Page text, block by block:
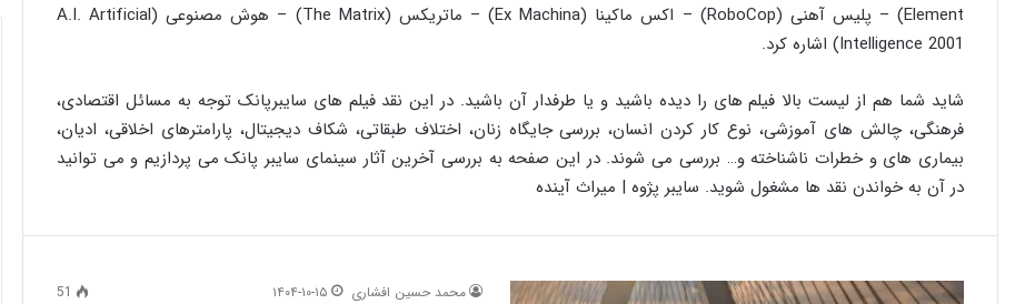
Element) – پلیس آهنی (RoboCop) – اکس ماکینا (Ex Machina) – ماتریکس (The Matrix) – هوش مصنوعی (A.I. Artificial
Intelligence 2001) اشاره کرد.
شاید شما هم از لیست بالا فیلم های را دیده باشید و یا طرفدار آن باشید. در این نقد فیلم های سایبرپانک توجه به مسائل اقتصادی،
فرهنگی، چالش های آموزشی، نوع کار کردن انسان، بررسی جایگاه زنان، اختلاف طبقاتی، شکاف دیجیتال، پارامترهای اخلاقی، ادیان،
بیماری های و خطرات ناشناخته و… بررسی می شوند. در این صفحه به بررسی آخرین آثار سینمای سایبر پانک می پردازیم و می توانید
در آن به خواندن نقد ها مشغول شوید. سایبر پژوه | میراث آینده
محمد حسین افشاری ۱۴۰۴-۱۰-۱۵ 51